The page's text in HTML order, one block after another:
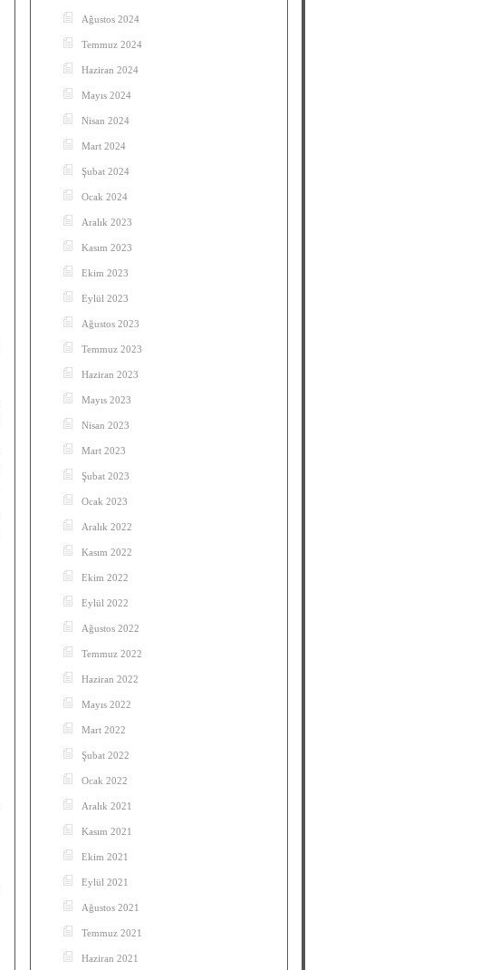
Ağustos 2024
Temmuz 2024
Haziran 2024
Mayıs 2024
Nisan 2024
Mart 2024
Şubat 2024
Ocak 2024
Aralık 2023
Kasım 2023
Ekim 2023
Eylül 2023
Ağustos 2023
Temmuz 2023
Haziran 2023
Mayıs 2023
Nisan 2023
Mart 2023
Şubat 2023
Ocak 2023
Aralık 2022
Kasım 2022
Ekim 2022
Eylül 2022
Ağustos 2022
Temmuz 2022
Haziran 2022
Mayıs 2022
Mart 2022
Şubat 2022
Ocak 2022
Aralık 2021
Kasım 2021
Ekim 2021
Eylül 2021
Ağustos 2021
Temmuz 2021
Haziran 2021